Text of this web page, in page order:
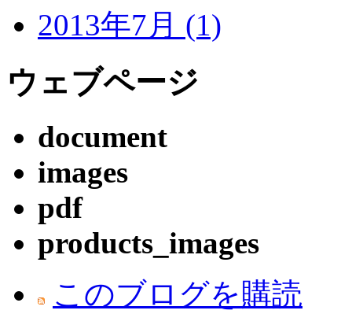
2013年7月 (1)
ウェブページ
document
images
pdf
products_images
このブログを購読